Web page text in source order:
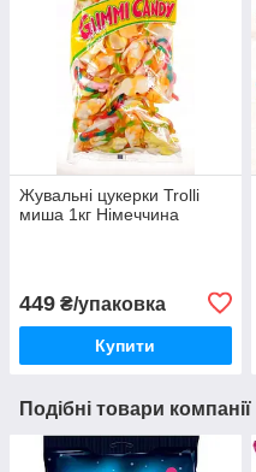
Жувальні цукерки Trolli
миша 1кг Німеччина
449 ₴/упаковка
Купити
Подібні товари компанії